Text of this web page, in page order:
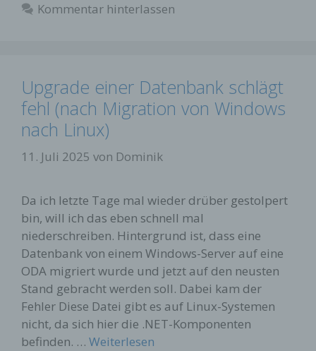
Kommentar hinterlassen
Upgrade einer Datenbank schlägt
fehl (nach Migration von Windows
nach Linux)
11. Juli 2025 von Dominik
Da ich letzte Tage mal wieder drüber gestolpert
bin, will ich das eben schnell mal
niederschreiben. Hintergrund ist, dass eine
Datenbank von einem Windows-Server auf eine
ODA migriert wurde und jetzt auf den neusten
Stand gebracht werden soll. Dabei kam der
Fehler Diese Datei gibt es auf Linux-Systemen
nicht, da sich hier die .NET-Komponenten
befinden. … Weiterlesen